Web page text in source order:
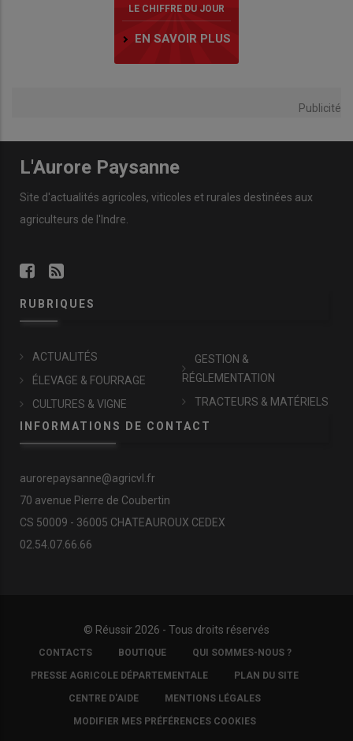
LE CHIFFRE DU JOUR
EN SAVOIR PLUS
Publicité
L'Aurore Paysanne
Site d'actualités agricoles, viticoles et rurales destinées aux
agriculteurs de l'Indre.
RUBRIQUES
ACTUALITÉS
ÉLEVAGE & FOURRAGE
CULTURES & VIGNE
GESTION &
RÉGLEMENTATION
TRACTEURS & MATÉRIELS
INFORMATIONS DE CONTACT
aurorepaysanne@agricvl.fr
70 avenue Pierre de Coubertin
CS 50009 - 36005 CHATEAUROUX CEDEX
02.54.07.66.66
© Réussir 2026 - Tous droits réservés
FOOTER
COPYRIGHT
CONTACTS BOUTIQUE QUI SOMMES-NOUS ?
PRESSE AGRICOLE DÉPARTEMENTALE PLAN DU SITE
CENTRE D'AIDE MENTIONS LÉGALES
MODIFIER MES PRÉFÉRENCES COOKIES